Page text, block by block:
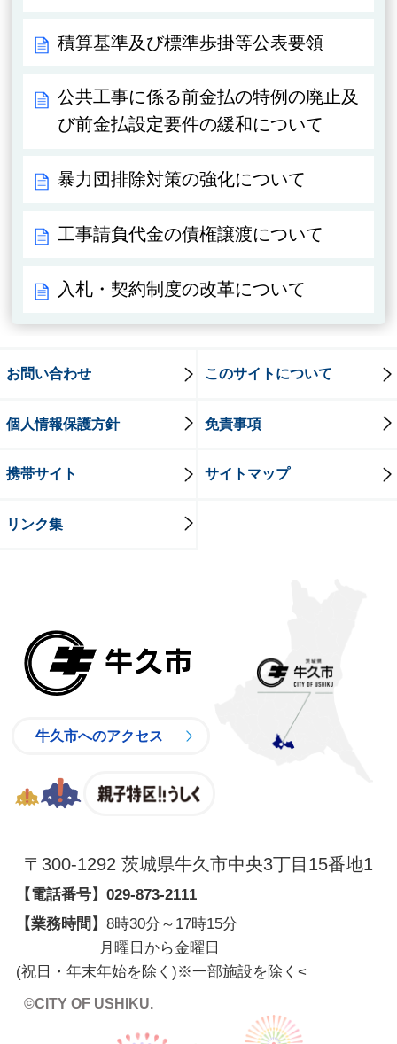
積算基準及び標準歩掛等公表要領
公共工事に係る前金払の特例の廃止及
び前金払設定要件の緩和について
暴力団排除対策の強化について
工事請負代金の債権譲渡について
入札・契約制度の改革について
お問い合わせ このサイトについて
個人情報保護方針 免責事項
携帯サイト サイトマップ
リンク集
牛久市へのアクセス
〒300-1292 茨城県牛久市中央3丁目15番地1
【電話番号】 029-873-2111
【業務時間】 8時30分～17時15分
月曜日から金曜日
(祝日・年末年始を除く)※一部施設を除く <
©CITY OF USHIKU.